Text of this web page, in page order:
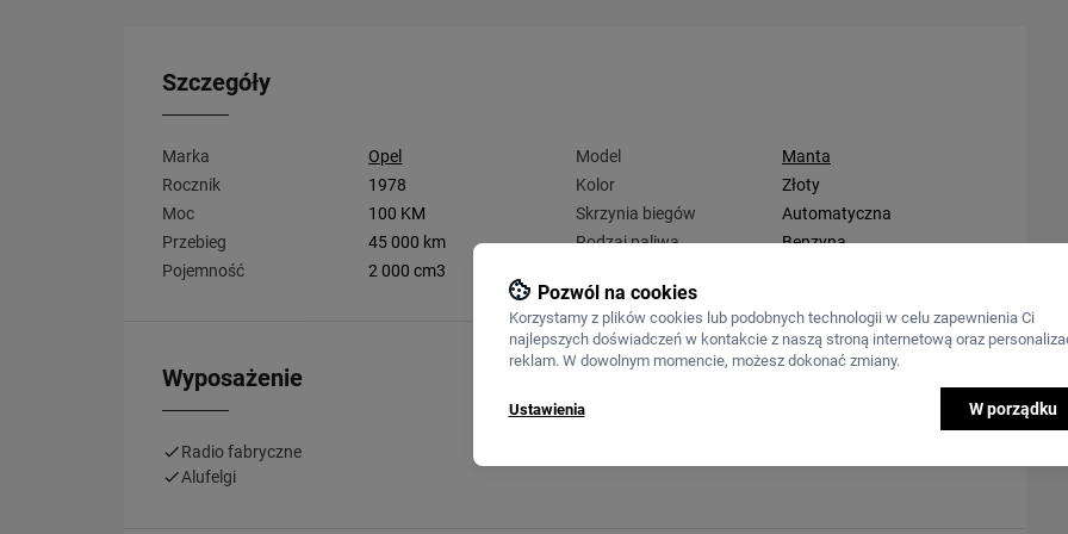
Szczegóły
Marka Opel Model
Manta
Rocznik
1978 Kolor
Złoty
Moc
100 KM Skrzynia biegów
Automatyczna
Przebieg
45 000 km Rodzaj paliwa
Benzyna
Pojemność
2 000 cm3
Wyposażenie
Radio fabryczne
Alufelgi
Pozwól na cookies
Korzystamy z plików cookies lub podobnych technologii w celu zapewnienia Ci
najlepszych doświadczeń w kontakcie z naszą stroną internetową oraz
reklam. W dowolnym momencie, możesz dokonać zmiany.
Ustawienia W porządku